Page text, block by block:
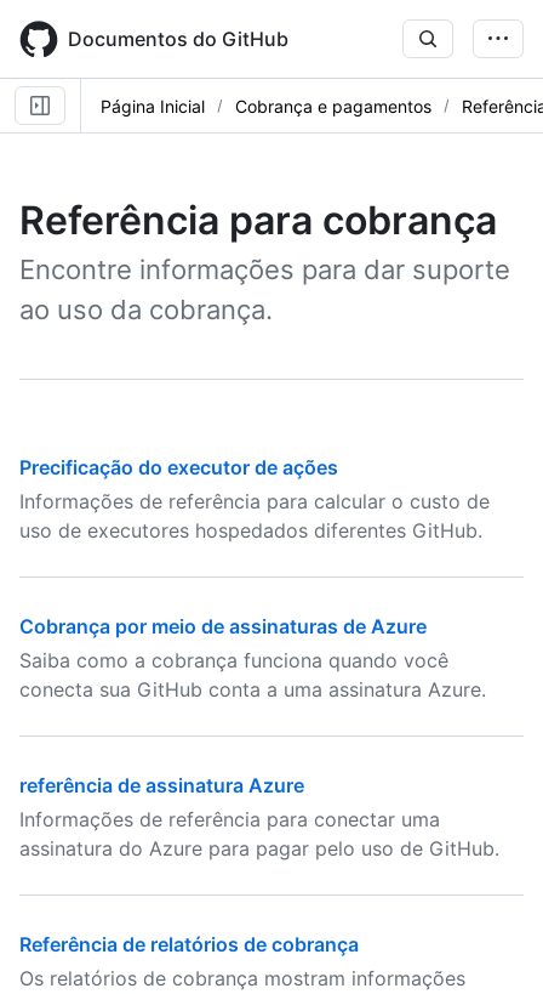
main
content
Documentos do GitHub
Página Inicial Cobrança e pagamentos
Referência para cobrança
Encontre informações para dar suporte
ao uso da cobrança.
Precificação do executor de ações
Informações de referência para calcular o custo de
uso de executores hospedados diferentes GitHub.
Cobrança por meio de assinaturas de Azure
Saiba como a cobrança funciona quando você
conecta sua GitHub conta a uma assinatura Azure.
referência de assinatura Azure
Informações de referência para conectar uma
assinatura do Azure para pagar pelo uso de GitHub.
Referência de relatórios de cobrança
Os relatórios de cobrança mostram informações